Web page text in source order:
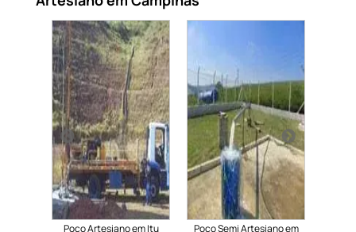
Poço Artesiano em Itu Poço Semi Artesiano em